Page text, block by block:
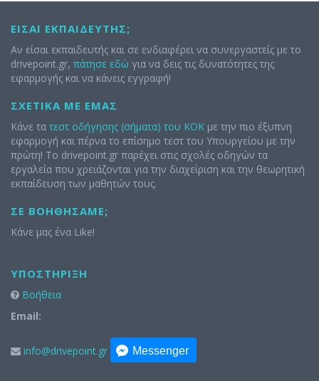
ΕΊΣΑΙ ΕΚΠΑΙΔΕΥΤΉΣ;
Αν είσαι εκπαιδευτής και σε ενδιαφέρει να συνεργαστείς με το
drivepoint.gr, πάτησε εδώ για να δεις τις δυνατότητες της
εφαρμογής και να κάνεις εγγραφή!
ΣΧΕΤΙΚΆ ΜΕ ΕΜΆΣ
Κάνε τα τεστ οδήγησης (σήματα) του ΚΟΚ με την πιο έξυπνη
εφαρμογή και πέρνα το επίσημο τεστ του Υπουργείου με την
πρώτη! Το drivepoint.gr παρέχει στις σχολές οδηγών τα
εργαλεία που χρειάζονται για την διαχείριση και την θεωρητική
εκπαίδευση των μαθητών τους.
ΣΕ ΒΟΗΘΉΣΑΜΕ;
Κάνε μας ένα Like!
ΥΠΟΣΤΉΡΙΞΗ
Βοήθεια
Email:
info@drivepoint.gr Messenger